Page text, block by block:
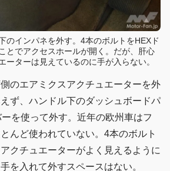
のインパネを外す。4本のボルトをHEXド
とでアクセスホールが開く。だが、肝心
ーターは見えているのに手が入らない。
のエアミクスアクチュエーターを外
ず、ハンドル下のダッシュボードパ
を使って外す。近年の欧州車はフ
んど使われていない。4本のボルト
クチュエーターがよく見えるように
を入れて外すスペースはない。